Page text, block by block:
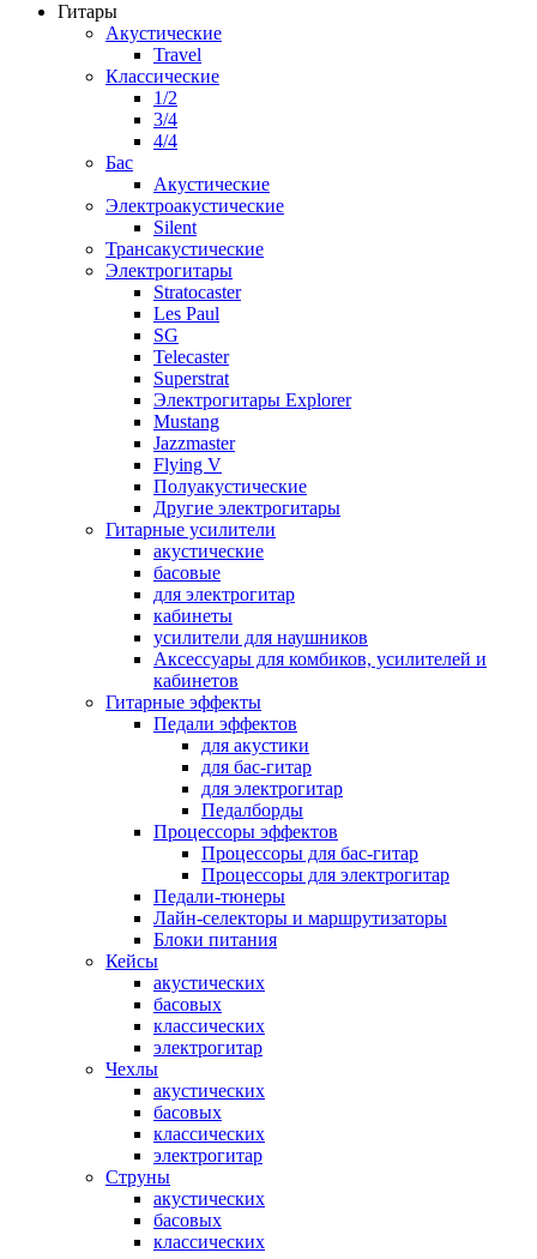
Гитары
Акустические
Travel
Классические
1/2
3/4
4/4
Бас
Акустические
Электроакустические
Silent
Трансакустические
Электрогитары
Stratocaster
Les Paul
SG
Telecaster
Superstrat
Электрогитары Explorer
Mustang
Jazzmaster
Flying V
Полуакустические
Другие электрогитары
Гитарные усилители
акустические
басовые
для электрогитар
кабинеты
усилители для наушников
Аксессуары для комбиков, усилителей и
кабинетов
Гитарные эффекты
Педали эффектов
для акустики
для бас-гитар
для электрогитар
Педалборды
Процессоры эффектов
Процессоры для бас-гитар
Процессоры для электрогитар
Педали-тюнеры
Лайн-селекторы и маршрутизаторы
Блоки питания
Кейсы
акустических
басовых
классических
электрогитар
Чехлы
акустических
басовых
классических
электрогитар
Струны
акустических
басовых
классических